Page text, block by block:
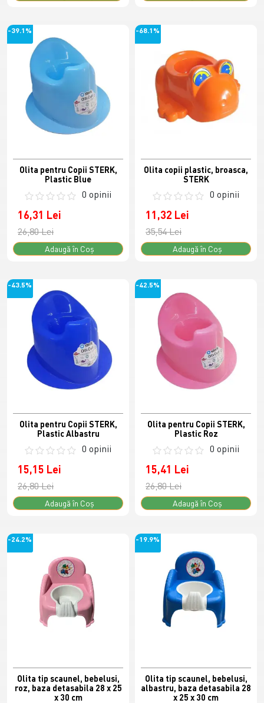
-39.1%
Olita pentru Copii STERK,
Plastic Blue
0 opinii
16,31 Lei
26,80 Lei
Adaugă în Coş
-68.1%
Olita copii plastic, broasca,
STERK
0 opinii
11,32 Lei
35,54 Lei
Adaugă în Coş
-43.5%
Olita pentru Copii STERK,
Plastic Albastru
0 opinii
15,15 Lei
26,80 Lei
Adaugă în Coş
-42.5%
Olita pentru Copii STERK,
Plastic Roz
0 opinii
15,41 Lei
26,80 Lei
Adaugă în Coş
-24.2%
Olita tip scaunel, bebelusi,
roz, baza detasabila 28 x 25
x 30 cm
-19.9%
Olita tip scaunel, bebelusi,
albastru, baza detasabila 28
x 25 x 30 cm